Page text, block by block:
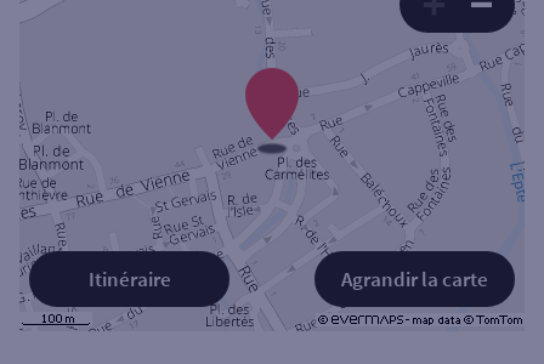
Agrandir la carte
Itinéraire